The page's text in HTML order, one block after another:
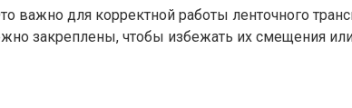
важно для корректной работы ленточного
закреплены, чтобы избежать их смещения